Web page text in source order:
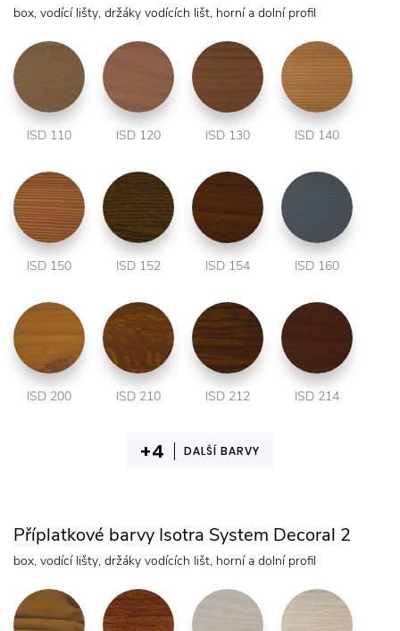
box, vodící lišty, držáky vodících lišt, horní a dolní profil
ISD 110 ISD 120 ISD 130 ISD 140
ISD 150 ISD 152 ISD 154 ISD 160
ISD 200 ISD 210 ISD 212 ISD 214
DALŠÍ BARVY
Příplatkové barvy Isotra System Decoral 2
box, vodící lišty, držáky vodících lišt, horní a dolní profil